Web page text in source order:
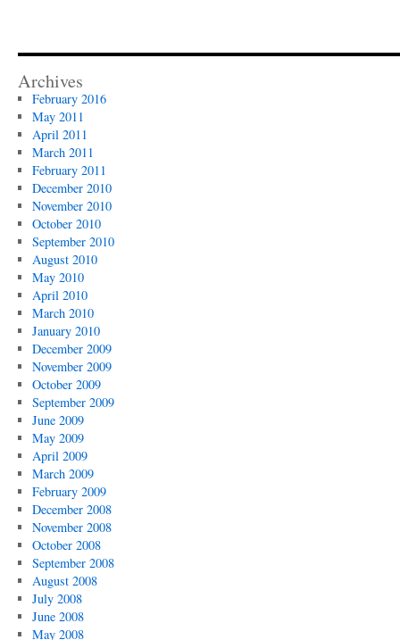
Archives
February 2016
May 2011
April 2011
March 2011
February 2011
December 2010
November 2010
October 2010
September 2010
August 2010
May 2010
April 2010
March 2010
January 2010
December 2009
November 2009
October 2009
September 2009
June 2009
May 2009
April 2009
March 2009
February 2009
December 2008
November 2008
October 2008
September 2008
August 2008
July 2008
June 2008
May 2008